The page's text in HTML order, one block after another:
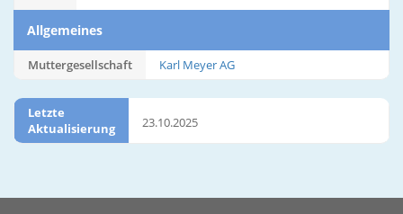
Allgemeines
Muttergesellschaft Karl Meyer AG
Letzte
Aktualisierung
23.10.2025